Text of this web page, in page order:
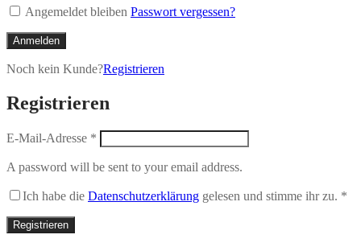
Angemeldet bleiben Passwort vergessen?
Anmelden
Noch kein Kunde?Registrieren
Registrieren
E-Mail-Adresse *
A password will be sent to your email address.
Ich habe die Datenschutzerklärung gelesen und stimme ihr zu. *
Registrieren